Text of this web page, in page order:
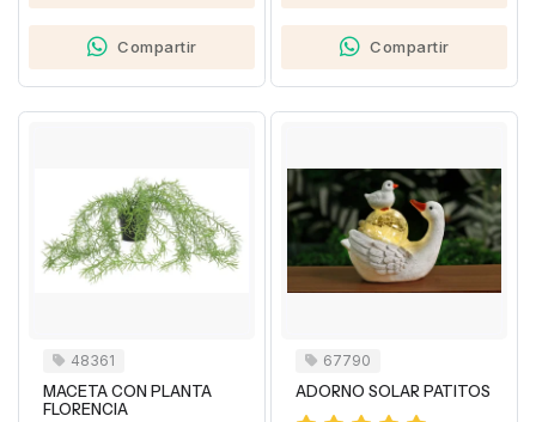
Compartir Compartir
48361
MACETA CON PLANTA
FLORENCIA
67790
ADORNO SOLAR PATITOS